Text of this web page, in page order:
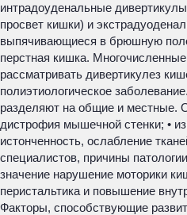
интрадоуденальные
просвет кишки) и
выпячивающиеся в брюшную
перстная кишка.
рассматривать дивертикулез
полиэтиологическое
разделяют на общие и местные.
дистрофия мышечной стенки; •
истонченность, ослабление
специалистов, причины
значение нарушение моторики
перистальтика и повышение
Факторы, способствующие